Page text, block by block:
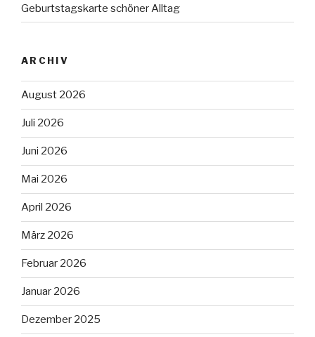
Geburtstagskarte schöner Alltag
ARCHIV
August 2026
Juli 2026
Juni 2026
Mai 2026
April 2026
März 2026
Februar 2026
Januar 2026
Dezember 2025